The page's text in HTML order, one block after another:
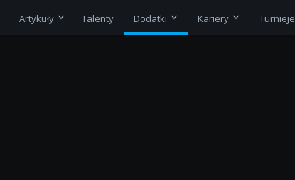
Artykuły Talenty Dodatki Kariery Turnieje